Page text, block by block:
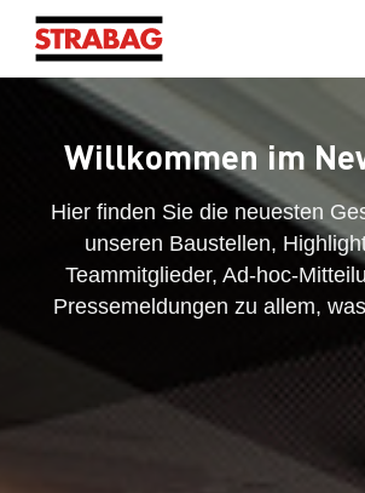
Willkommen im
Hier finden Sie die neuesten
unseren Baustellen,
Teammitglieder, Ad-hoc-
Pressemeldungen zu allem,